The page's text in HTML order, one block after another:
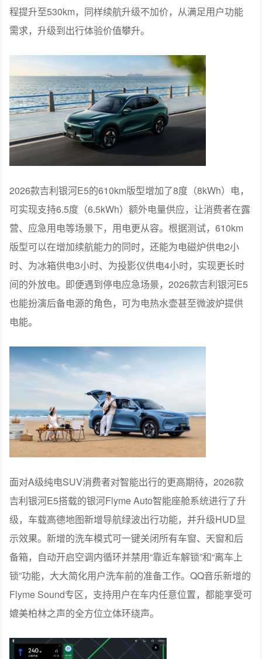
程提升至530km，同样续航升级不加价，从满足用户功能
需求，升级到出行体验价值攀升。
2026款吉利银河E5的610km版型增加了8度（8kWh）电，
可实现支持6.5度（6.5kWh）额外电量供应，让消费者在露
营、应急用电等场景下，用电更从容。根据测试，610km
版型可以在增加续航能力的同时，还能为电磁炉供电2小
时、为冰箱供电3小时、为投影仪供电4小时，实现更长时
间的外放电。即便遇到停电应急场景，2026款吉利银河E5
也能扮演后备电源的角色，可为电热水壶甚至微波炉提供
电能。
面对A级纯电SUV消费者对智能出行的更高期待，2026款
吉利银河E5搭载的银河Flyme Auto智能座舱系统进行了升
级，车载高德地图新增导航绿波出行功能，并升级HUD显
示效果。新增的洗车模式可一键关闭所有车窗、天窗和后
备箱，自动开启空调内循环并禁用“靠近车解锁”和“离车上
锁”功能，大大简化用户洗车前的准备工作。QQ音乐新增的
Flyme Sound专区，支持用户在车内任意位置，都能享受可
媲美柏林之声的全方位立体环绕声。